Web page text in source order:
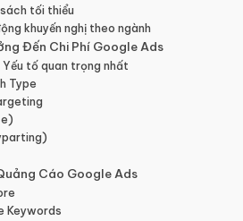
tối thiểu
khuyến nghị theo ngành
Đến Chi Phí Google Ads
tố quan trọng nhất
Type
Cáo Google Ads
Keywords